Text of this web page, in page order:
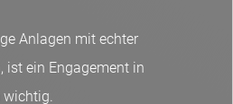
Anlagen mit echter
ist ein Engagement in
wichtig.